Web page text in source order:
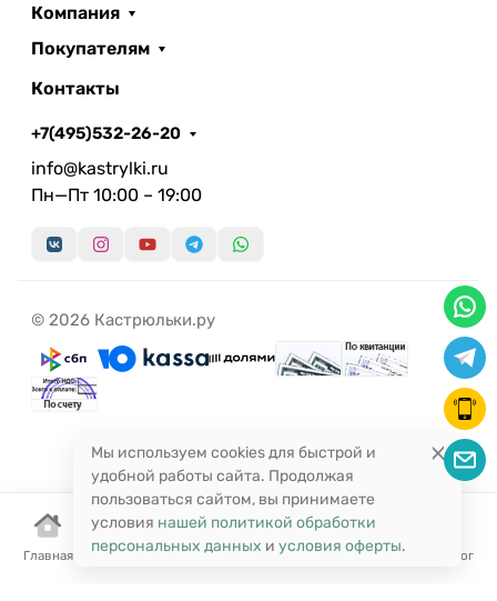
Главная Корзина Избранное Сравнение Поиск Каталог
Компания
Покупателям
Контакты
+7(495)532-26-20
info@kastrylki.ru
Пн—Пт 10:00 – 19:00
© 2026 Кастрюльки.ру
Мы используем cookies для быстрой и
удобной работы сайта. Продолжая
пользоваться сайтом, вы принимаете
условия нашей политикой обработки
персональных данных и условия оферты.